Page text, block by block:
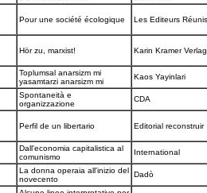
Pour une société écologique Les Editeurs
Hör zu, marxist! Karin Kramer
Toplumsal anarsizm mi
yasamtarzi anarsizm mi
Kaos Yayinlari
Spontaneità e
organizzazione
CDA
Perfil de un libertario Editorial reconstruir
Dall'economia capitalistica al
comunismo
International
La donna operaia all'inizio del
novecento
Dadò